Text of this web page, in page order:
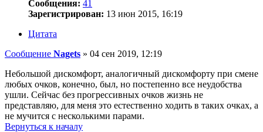
Сообщения: 41
Зарегистрирован: 13 июн 2015, 16:19
Цитата
Сообщение Nagets » 04 сен 2019, 12:19
Небольшой дискомфорт, аналогичный дискомфорту при смене
любых очков, конечно, был, но постепенно все неудобства
ушли. Сейчас без прогрессивных очков жизнь не
представляю, для меня это естественно ходить в таких очках, а
не мучится с несколькими парами.
Вернуться к началу